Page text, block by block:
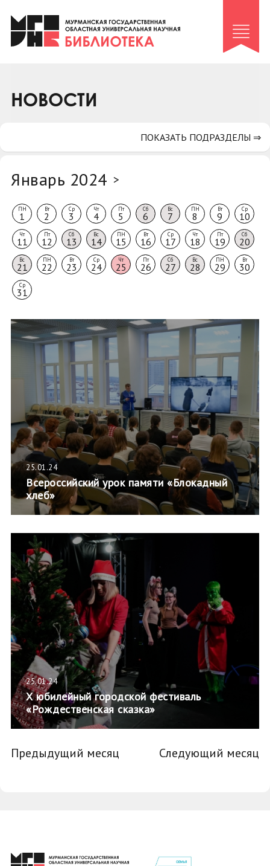
Клуб «Гиря и сельдерей»
Клуб «Семейный архив»
Коллегам
НОВОСТИ
Январь 2024 >
ПН
1
Вт
2
Ср
3
Чт
4
Пт
5
Сб
6
Вс
7
ПН
8
Вт
9
Ср
10
Чт
11
Пт
12
Сб
13
Вс
14
ПН
15
Вт
16
Ср
17
Чт
18
Пт
19
Сб
20
Вс
21
ПН
22
Вт
23
Ср
24
Чт
25
Пт
26
Сб
27
Вс
28
ПН
29
Вт
30
Ср
31
25.01.24
Всероссийский урок памяти «Блокадный
хлеб»
25.01.24
Х юбилейный городской фестиваль
«Рождественская сказка»
Предыдущий месяц Следующий месяц
ПОКАЗАТЬ ПОДРАЗДЕЛЫ ⇒